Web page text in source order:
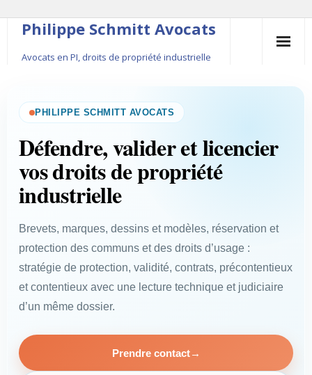
Philippe Schmitt Avocats
Avocats en PI, droits de propriété industrielle
54
Le fondateur
Publications
Actualité
PHILIPPE SCHMITT AVOCATS
Défendre, valider et licencier
vos droits de propriété
industrielle
Brevets, marques, dessins et modèles, réservation et
protection des communs et des droits d’usage :
stratégie de protection, validité, contrats, précontentieux
et contentieux avec une lecture technique et judiciaire
d’un même dossier.
Prendre contact→